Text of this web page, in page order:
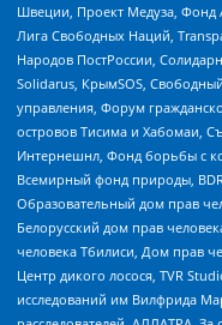
Швеции, Проект Медуза, Фонд
Лига Свободных Наций,
Народов ПостРоссии,
Solidarus, КрымSOS, Свободный
управления, Форум
островов Тисима и Хабомаи,
Интернешнл, Фонд борьбы с
Всемирный фонд природы,
Образовательный дом прав
Белорусский дом прав
человека Тбилиси, Дом прав
Центр дикого лосося, TVR
исследований им Вилфрида